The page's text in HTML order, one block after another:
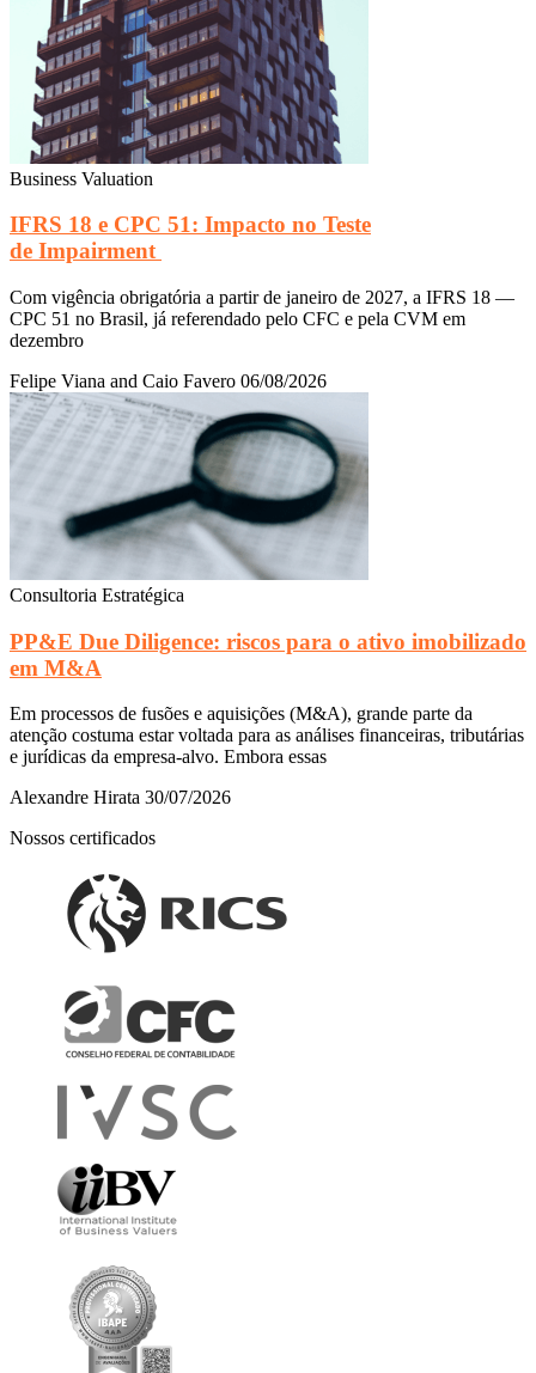
Business Valuation
IFRS 18 e CPC 51: Impacto no Teste
de Impairment
Com vigência obrigatória a partir de janeiro de 2027, a IFRS 18 —
CPC 51 no Brasil, já referendado pelo CFC e pela CVM em
dezembro
Felipe Viana and Caio Favero 06/08/2026
Consultoria Estratégica
PP&E Due Diligence: riscos para o ativo imobilizado
em M&A
Em processos de fusões e aquisições (M&A), grande parte da
atenção costuma estar voltada para as análises financeiras, tributárias
e jurídicas da empresa-alvo. Embora essas
Alexandre Hirata 30/07/2026
Nossos certificados